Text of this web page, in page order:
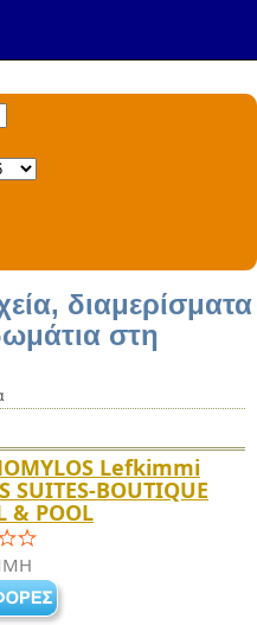
διαμερίσματα
στη
Lefkimmi
SUITES-BOUTIQUE
& POOL